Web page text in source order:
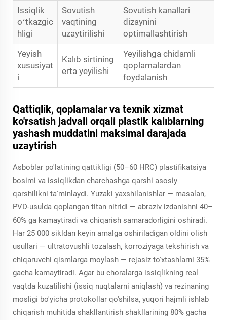
Issiqlik
oʻtkazgic
hligi
Sovutish
vaqtining
uzaytirilishi
Sovutish kanallari
dizaynini
optimallashtirish
Yeyish
xususiyat
i
Kalıb sirtining
erta yeyilishi
Yeyilishga chidamli
qoplamalardan
foydalanish
Qattiqlik, qoplamalar va texnik xizmat
ko'rsatish jadvali orqali plastik kalıblarning
yashash muddatini maksimal darajada
uzaytirish
Asboblar po'latining qattikligi (50–60 HRC) plastifikatsiya
bosimi va issiqlikdan charchashga qarshi asosiy
qarshilikni ta'minlaydi. Yuzaki yaxshilanishlar — masalan,
PVD-usulda qoplangan titan nitridi — abraziv izdanishni 40–
60% ga kamaytiradi va chiqarish samaradorligini oshiradi.
Har 25 000 sikldan keyin amalga oshiriladigan oldini olish
usullari — ultratovushli tozalash, korroziyaga tekshirish va
chiqaruvchi qismlarga moylash — rejasiz to'xtashlarni 35%
gacha kamaytiradi. Agar bu choralarga issiqlikning real
vaqtda kuzatilishi (issiq nuqtalarni aniqlash) va rezinaning
mosligi bo'yicha protokollar qo'shilsa, yuqori hajmli ishlab
chiqarish muhitida shakllantirish shakllarining 80% gacha